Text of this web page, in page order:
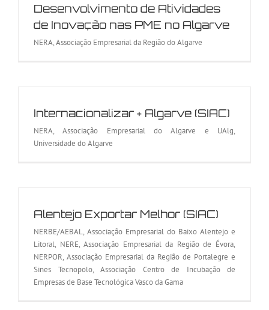
Desenvolvimento de Atividades
de Inovação nas PME no Algarve
NERA, Associação Empresarial da Região do Algarve
Internacionalizar + Algarve (SIAC)
NERA, Associação Empresarial do Algarve e UAlg,
Universidade do Algarve
Alentejo Exportar Melhor (SIAC)
NERBE/AEBAL, Associação Empresarial do Baixo Alentejo e
Litoral, NERE, Associação Empresarial da Região de Évora,
NERPOR, Associação Empresarial da Região de Portalegre e
Sines Tecnopolo, Associação Centro de Incubação de
Empresas de Base Tecnológica Vasco da Gama